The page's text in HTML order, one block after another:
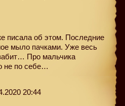
писала об этом. Последние
мыло пачками. Уже весь
Про мальчика
не по себе…
20:44